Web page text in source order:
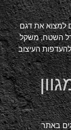
למצוא את דגם
השטח, משקל
העיצוב
באתר